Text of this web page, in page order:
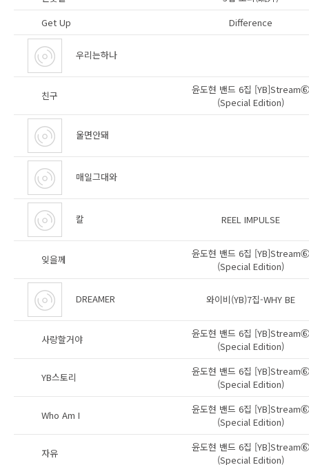
Get Up
Difference
우리는하나
친구
윤도현 밴드 6집
(Special Edition)
울면안돼
매일그대와
칼 REEL IMPULSE
잊을께
윤도현 밴드 6집
(Special Edition)
DREAMER 와이비(YB)7집-WHY BE
사랑할거야
윤도현 밴드 6집
(Special Edition)
YB스토리
윤도현 밴드 6집
(Special Edition)
Who Am I
윤도현 밴드 6집
(Special Edition)
자유
윤도현 밴드 6집
(Special Edition)